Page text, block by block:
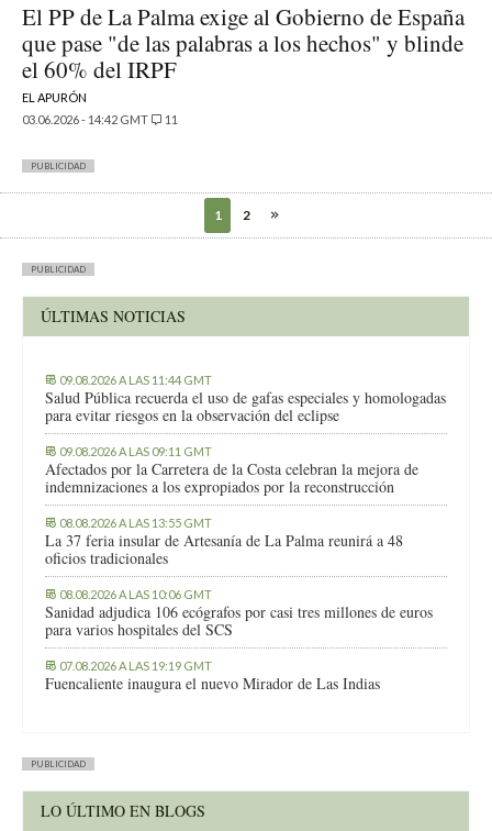
El PP de La Palma exige al Gobierno de España
que pase "de las palabras a los hechos" y blinde
el 60% del IRPF
EL APURÓN
03.06.2026 - 14:42 GMT
11
PUBLICIDAD
1 2
PUBLICIDAD
ÚLTIMAS NOTICIAS
09.08.2026 A LAS 11:44 GMT
Salud Pública recuerda el uso de gafas especiales y homologadas
para evitar riesgos en la observación del eclipse
09.08.2026 A LAS 09:11 GMT
Afectados por la Carretera de la Costa celebran la mejora de
indemnizaciones a los expropiados por la reconstrucción
08.08.2026 A LAS 13:55 GMT
La 37 feria insular de Artesanía de La Palma reunirá a 48
oficios tradicionales
08.08.2026 A LAS 10:06 GMT
Sanidad adjudica 106 ecógrafos por casi tres millones de euros
para varios hospitales del SCS
07.08.2026 A LAS 19:19 GMT
Fuencaliente inaugura el nuevo Mirador de Las Indias
PUBLICIDAD
LO ÚLTIMO EN BLOGS